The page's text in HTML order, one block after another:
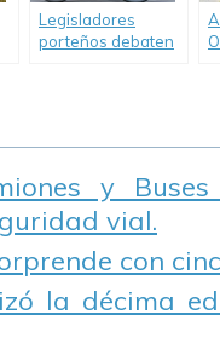
Legisladores
porteños debaten
auriculares
y
vial.
con
la décima